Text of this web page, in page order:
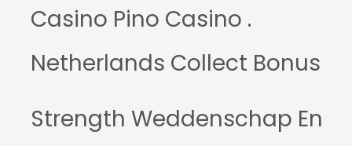
Casino Pino Casino .
Netherlands Collect Bonus
Strength Weddenschap En